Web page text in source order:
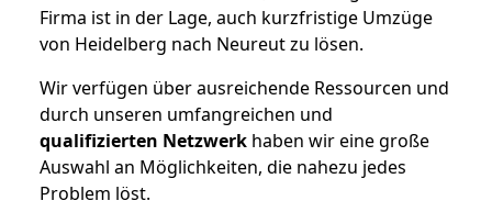
Firma ist in der Lage, auch kurzfristige Umzüge
von Heidelberg nach Neureut zu lösen.
Wir verfügen über ausreichende Ressourcen und
durch unseren umfangreichen und
qualifizierten Netzwerk haben wir eine große
Auswahl an Möglichkeiten, die nahezu jedes
Problem löst.